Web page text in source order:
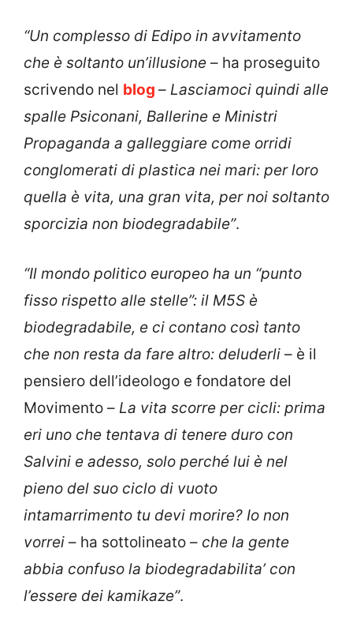
“Un complesso di Edipo in avvitamento
che è soltanto un’illusione – ha proseguito
scrivendo nel blog – Lasciamoci quindi alle
spalle Psiconani, Ballerine e Ministri
Propaganda a galleggiare come orridi
conglomerati di plastica nei mari: per loro
quella è vita, una gran vita, per noi soltanto
sporcizia non biodegradabile”.
“Il mondo politico europeo ha un “punto
fisso rispetto alle stelle”: il M5S è
biodegradabile, e ci contano così tanto
che non resta da fare altro: deluderli – è il
pensiero dell’ideologo e fondatore del
Movimento – La vita scorre per cicli: prima
eri uno che tentava di tenere duro con
Salvini e adesso, solo perché lui è nel
pieno del suo ciclo di vuoto
intamarrimento tu devi morire? Io non
vorrei – ha sottolineato – che la gente
abbia confuso la biodegradabilita’ con
l’essere dei kamikaze”.